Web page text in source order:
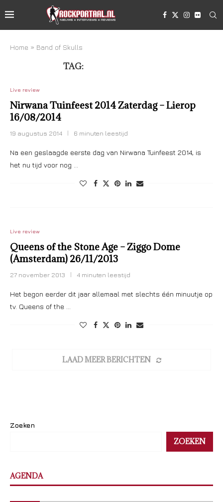
Home » Band of Skulls
TAG:
Live review
Nirwana Tuinfeest 2014 Zaterdag – Lierop
16/08/2014
19 augustus 2014 6 minuten leestijd
Na een geslaagde eerste dag van Nirwana Tuinfeest 2014, is
het nu tijd voor nog …
Live review
Queens of the Stone Age – Ziggo Dome
(Amsterdam) 26/11/2013
27 november 2013 4 minuten leestijd
Het begon eerder dit jaar allemaal met slechts één minuutje op
tv. Queens of the …
LAAD MEER BERICHTEN
Zoeken
ZOEKEN
AGENDA